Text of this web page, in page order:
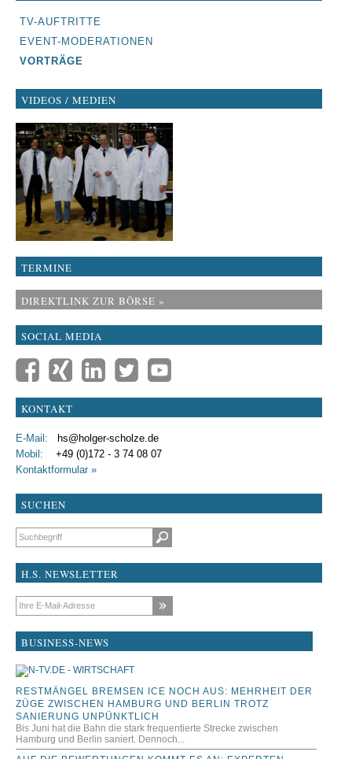
NAVIGATION
ÜBERSPRINGEN
TV-AUFTRITTE
EVENT-MODERATIONEN
VORTRÄGE
VIDEOS / MEDIEN
TERMINE
DIREKTLINK ZUR BÖRSE »
SOCIAL MEDIA
KONTAKT
E-Mail:
hs@holger-scholze.de
Mobil: +49 (0)172 - 3 74 08 07
Kontaktformular »
SUCHEN
Suchbegriffe
H.S. NEWSLETTER
E-Mail-Adresse
BUSINESS-NEWS
RESTMÄNGEL BREMSEN ICE NOCH AUS: MEHRHEIT DER
ZÜGE ZWISCHEN HAMBURG UND BERLIN TROTZ
SANIERUNG UNPÜNKTLICH
Bis Juni hat die Bahn die stark frequentierte Strecke zwischen
Hamburg und Berlin saniert. Dennoch...